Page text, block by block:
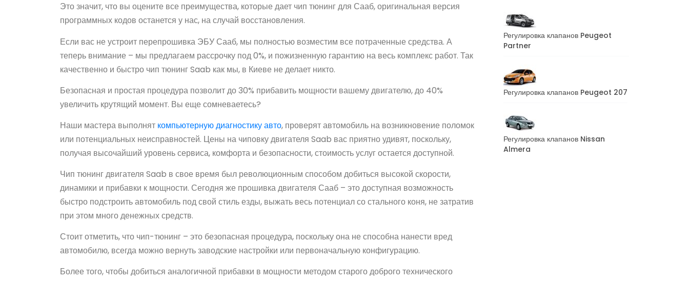
Это значит, что вы оцените все преимущества, которые дает чип тюнинг для Сааб, оригинальная версия
программных кодов останется у нас, на случай восстановления.
Если вас не устроит перепрошивка ЭБУ Сааб, мы полностью возместим все потраченные средства. А
теперь внимание – мы предлагаем рассрочку под 0%, и пожизненную гарантию на весь комплекс работ. Так
качественно и быстро чип тюнинг Saab как мы, в Киеве не делает никто.
Безопасная и простая процедура позволит до 30% прибавить мощности вашему двигателю, до 40%
увеличить крутящий момент. Вы еще сомневаетесь?
Наши мастера выполнят компьютерную диагностику авто, проверят автомобиль на возникновение поломок
или потенциальных неисправностей. Цены на чиповку двигателя Saab вас приятно удивят, поскольку,
получая высочайший уровень сервиса, комфорта и безопасности, стоимость услуг остается доступной.
Чип тюнинг двигателя Saab в свое время был революционным способом добиться высокой скорости,
динамики и прибавки к мощности. Сегодня же прошивка двигателя Сааб – это доступная возможность
быстро подстроить автомобиль под свой стиль езды, выжать весь потенциал со стального коня, не затратив
при этом много денежных средств.
Стоит отметить, что чип-тюнинг – это безопасная процедура, поскольку она не способна нанести вред
автомобилю, всегда можно вернуть заводские настройки или первоначальную конфигурацию.
Более того, чтобы добиться аналогичной прибавки в мощности методом старого доброго технического
Регулировка клапанов Peugeot
Partner
Регулировка клапанов Peugeot 207
Регулировка клапанов Nissan
Almera